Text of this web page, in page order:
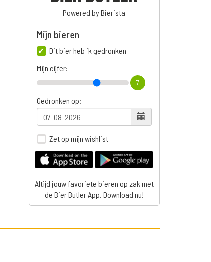
Powered by Bierista
Mijn bieren
Dit bier heb ik gedronken
Mijn cijfer:
7
Gedronken op:
Zet op mijn wishlist
Altijd jouw favoriete bieren op zak met
de Bier Butler App. Download nu!